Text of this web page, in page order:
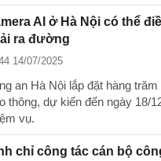
AI ở Hà Nội có thể
ra đường
14/07/2025
an Hà Nội lắp đặt hàng
thông, dự kiến đến ngày 18/
vụ.
chỉ công tác cán bộ